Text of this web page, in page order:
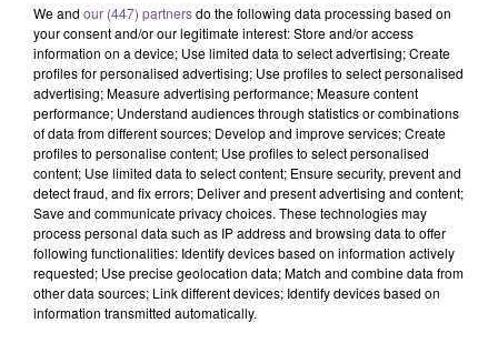
Flash FM
Horoscope Flash FM - 24 03 2026
We and our (447) partnersdo the following data processing based on
your consent and/or our legitimate interest: Store and/or access
information on a device; Use limited data to select advertising; Create
profiles for personalised advertising; Use profiles to select personalised
advertising; Measure advertising performance; Measure content
performance; Understand audiences through statistics or combinations
of data from different sources; Develop and improve services; Create
profiles to personalise content; Use profiles to select personalised
content; Use limited data to select content; Ensure security, prevent and
detect fraud, and fix errors; Deliver and present advertising and content;
Save and communicate privacy choices. These technologies may
process personal data such as IP address and browsing data to offer
following functionalities: Identify devices based on information actively
requested; Use precise geolocation data; Match and combine data from
other data sources; Link different devices; Identify devices based on
information transmitted automatically.